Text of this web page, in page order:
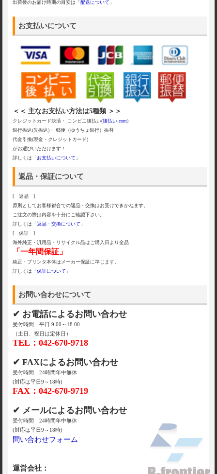
出荷後のお届け時期の目安は「配送について 」
お支払いについて
＜＜ 主なお支払い方法は5種類 ＞＞
クレジットカード決済・ コンビニ後払い(後払い.com)
銀行振込(先振込)・ 郵便（ゆうちょ銀行）振替
代金引換(現金・クレジットカード)
がお選びいただけます！
詳しくは「お支払いについて 」
返品・保証について
[ 返品 ]
原則としてお客様都合での返品・交換はお受けできかねます。
ご注文の際は内容を十分にご確認下さい。
詳しくは「返品・交換について 」
[ 保証 ]
海外純正・汎用品・リサイクル品はご購入日より全品
「一年間保証」
純正・プリンタ本体はメーカー保証に準じます。
詳しくは「保証について 」
お問い合わせについて
✔ お電話によるお問い合わせ
受付時間 平日 9:00～18:00
（土日、祝日は定休日）
TEL：042-670-9718
✔ FAXによるお問い合わせ
受付時間 24時間年中無休
(対応は平日9～18時)
FAX：042-670-9719
✔ メールによるお問い合わせ
受付時間 24時間年中無休
(対応は平日9～18時)
問い合わせフォーム
運営会社：